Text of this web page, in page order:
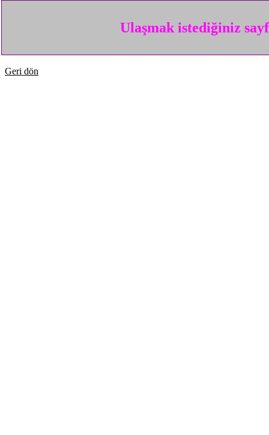
Ulaşmak istediğiniz
Geri dön